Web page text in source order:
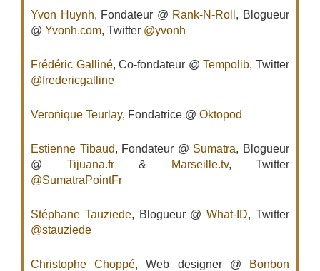
Yvon Huynh, Fondateur @ Rank-N-Roll , Blogueur
@ Yvonh.com, Twitter @yvonh
Frédéric Galliné, Co-fondateur @Tempolib, Twitter
@fredericgalline
Veronique Teurlay, Fondatrice @ Oktopod
Estienne Tibaud, Fondateur @ Sumatra, Blogueur
@ Tijuana.fr& Marseille.tv, Twitter
@SumatraPointFr
Stéphane Tauziede, Blogueur @What-ID, Twitter
@stauziede
Christophe Choppé, Web designer @
Bonbon